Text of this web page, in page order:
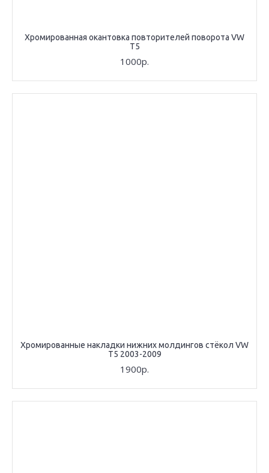
Хромированная окантовка повторителей поворота VW
T5
1000р.
Хромированные накладки нижних молдингов стёкол VW
T5 2003-2009
1900р.